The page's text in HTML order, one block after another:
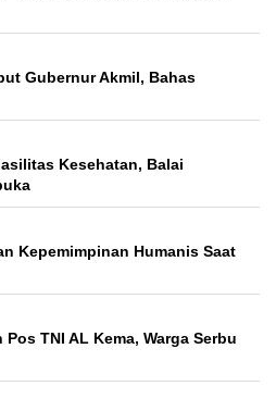
Gubernur Akmil, Bahas
Kesehatan, Balai
Kepemimpinan Humanis Saat
TNI AL Kema, Warga Serbu